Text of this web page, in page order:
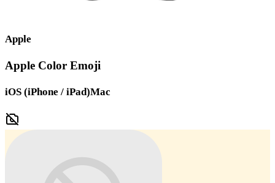
Apple
Apple Color Emoji
iOS (iPhone / iPad)Mac